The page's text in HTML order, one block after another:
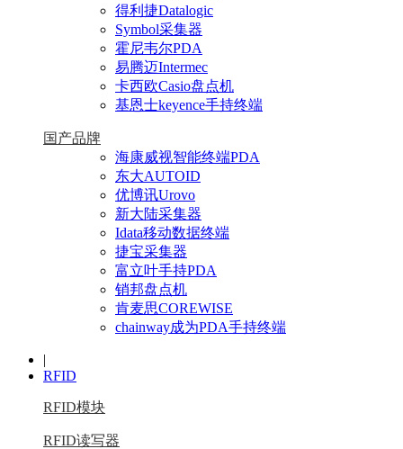
得利捷Datalogic
Symbol采集器
霍尼韦尔PDA
易腾迈Intermec
卡西欧Casio盘点机
基恩士keyence手持终端
国产品牌
海康威视智能终端PDA
东大AUTOID
优博讯Urovo
新大陆采集器
Idata移动数据终端
捷宝采集器
富立叶手持PDA
销邦盘点机
肯麦思COREWISE
chainway成为PDA手持终端
|
RFID
RFID模块
RFID读写器